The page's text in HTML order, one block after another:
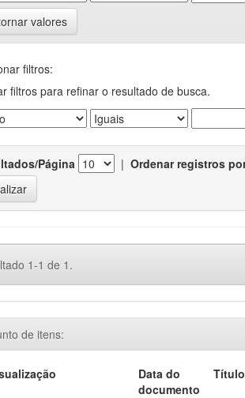
valores
filtros:
filtros para refinar o resultado de busca.
Página | Ordenar registros
1-1 de 1.
de itens:
Data do
documento
Título